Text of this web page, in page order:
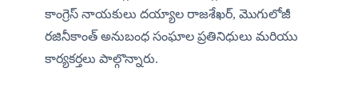
కాంగ్రెస్ నాయకులు దయ్యాల రాజశేఖర్, మొగులోజీ
రజినీకాంత్ అనుబంధ సంఘాల ప్రతినిధులు మరియు
కార్యకర్తలు పాల్గొన్నారు.